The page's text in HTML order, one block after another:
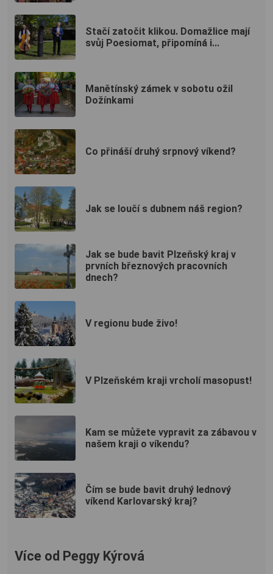
Stačí zatočit klikou. Domažlice mají
svůj Poesiomat, připomíná i...
Manětínský zámek v sobotu ožil
Dožínkami
Co přináší druhý srpnový víkend?
Jak se loučí s dubnem náš region?
Jak se bude bavit Plzeňský kraj v
prvních březnových pracovních
dnech?
V regionu bude živo!
V Plzeňském kraji vrcholí masopust!
Kam se můžete vypravit za zábavou v
našem kraji o víkendu?
Čím se bude bavit druhý lednový
víkend Karlovarský kraj?
Více od Peggy Kýrová